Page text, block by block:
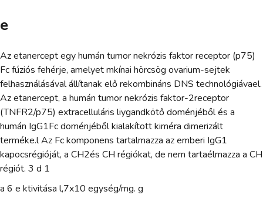
e
Az etanercept egy humán tumor nekrózis faktor receptor (p75)
Fc fúziós fehérje, amelyet mkínai hörcsög ovarium-sejtek
felhasználásával állítanak elő rekombináns DNS technológiávael.
Az etanercept, a humán tumor nekrózis faktor-2receptor
(TNFR2/p75) extracelluláris liygandkötő doménjéből és a
humán IgG1Fc doménjéből kialakított kiméra dimerizált
terméke.l Az Fc komponens tartalmazza az emberi IgG1
kapocsrégióját, a CH2és CH régiókat, de nem tartaélmazza a CH
régiót. 3 d 1
a 6 e ktivitása l,7x10 egység/mg. g